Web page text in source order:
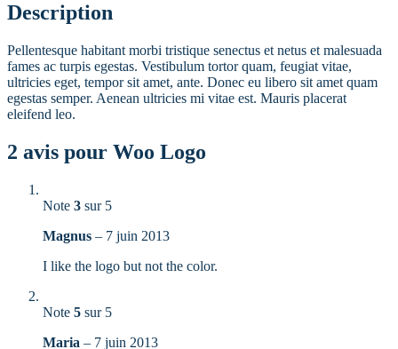
Description
Pellentesque habitant morbi tristique senectus et netus et malesuada
fames ac turpis egestas. Vestibulum tortor quam, feugiat vitae,
ultricies eget, tempor sit amet, ante. Donec eu libero sit amet quam
egestas semper. Aenean ultricies mi vitae est. Mauris placerat
eleifend leo.
2 avis pour Woo Logo
Note 3 sur 5
Magnus – 7 juin 2013
I like the logo but not the color.
Note 5 sur 5
Maria – 7 juin 2013